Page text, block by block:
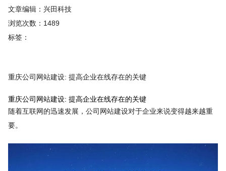
文章编辑：兴田科技
浏览次数：1489
标签：
重庆公司网站建设: 提高企业在线存在的关键
重庆公司网站建设: 提高企业在线存在的关键
随着互联网的迅速发展，公司网站建设对于企业来说变得越来越重
要。